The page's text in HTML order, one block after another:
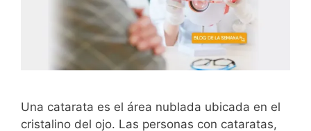
Una catarata es el área nublada ubicada en el
cristalino del ojo. Las personas con cataratas,